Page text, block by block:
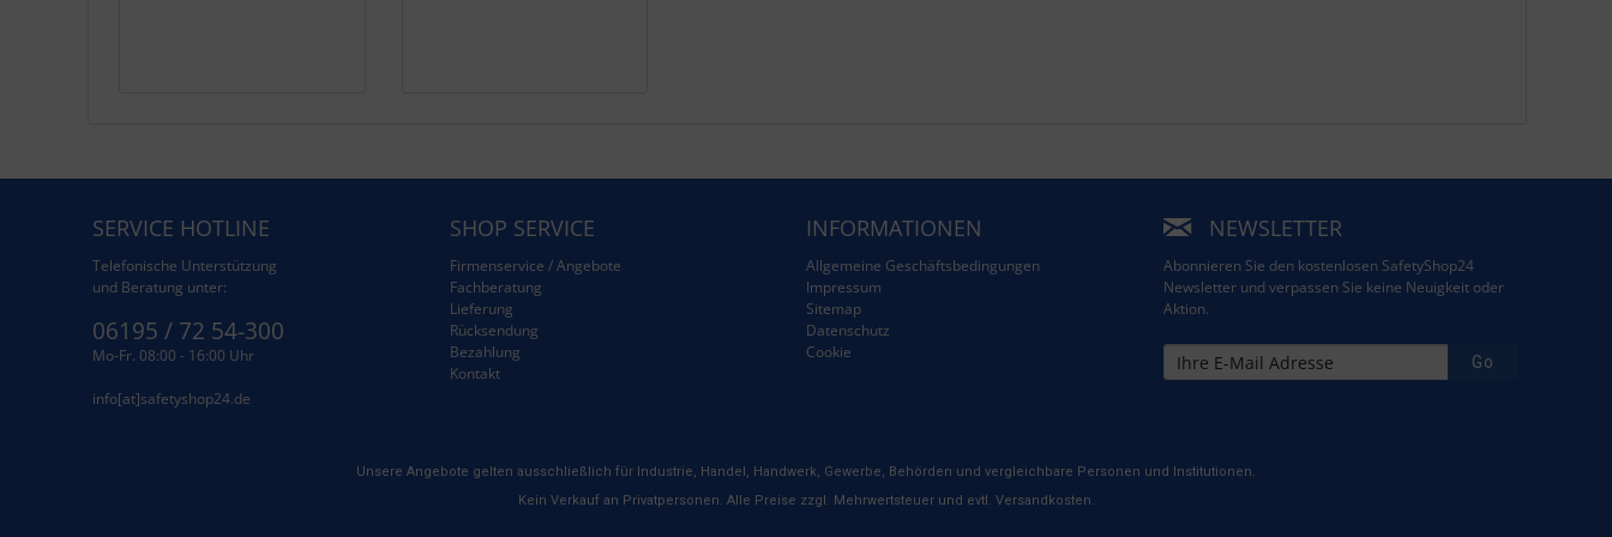
SERVICE HOTLINE
Telefonische Unterstützung
und Beratung unter:
06195 / 72 54-300
Mo-Fr. 08:00 - 16:00 Uhr
info[at]safetyshop24.de
SHOP SERVICE
Firmenservice / Angebote
Fachberatung
Lieferung
Rücksendung
Bezahlung
Kontakt
INFORMATIONEN
Allgemeine Geschäftsbedingungen
Impressum
Sitemap
Datenschutz
Cookie
NEWSLETTER
Abonnieren Sie den kostenlosen SafetyShop24
Newsletter und verpassen Sie keine Neuigkeit oder
Aktion.
Go
Unsere Angebote gelten ausschließlich für Industrie, Handel, Handwerk, Gewerbe, Behörden und vergleichbare Personen und Institutionen.
Kein Verkauf an Privatpersonen. Alle Preise zzgl. Mehrwertsteuer und evtl. Versandkosten.